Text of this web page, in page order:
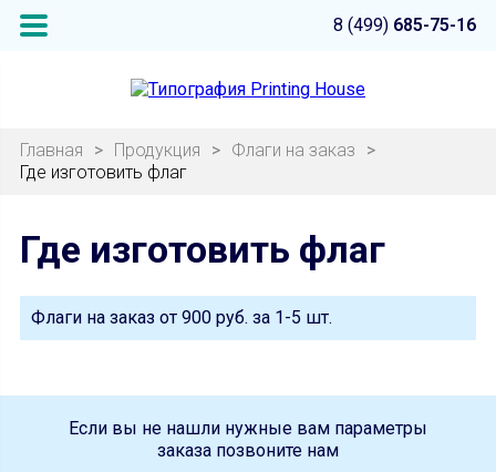
8 (499) 685-75-16
Главная > Продукция > Флаги на заказ
>
Где изготовить флаг
Где изготовить флаг
Флаги на заказ от 900 руб. за 1-5 шт.
Если вы не нашли нужные вам параметры
заказа позвоните нам